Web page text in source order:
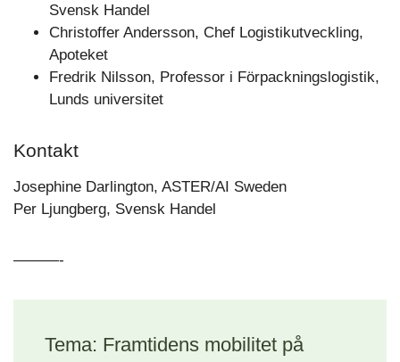
Svensk Handel
Christoffer Andersson, Chef Logistikutveckling,
Apoteket
Fredrik Nilsson, Professor i Förpackningslogistik,
Lunds universitet
Kontakt
Josephine Darlington, ASTER/AI Sweden
Per Ljungberg, Svensk Handel
———-
Tema: Framtidens mobilitet på